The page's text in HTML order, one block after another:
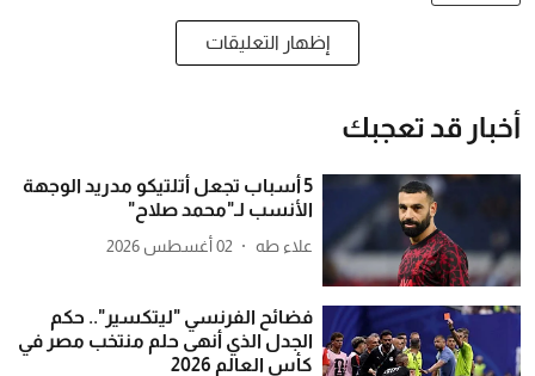
إظهار التعليقات
أخبار قد تعجبك
5 أسباب تجعل أتلتيكو مدريد الوجهة
الأنسب لـ"محمد صلاح"
علاء طه 02 أغسطس 2026
فضائح الفرنسي "ليتكسير".. حكم
الجدل الذي أنهى حلم منتخب مصر في
كأس العالم 2026